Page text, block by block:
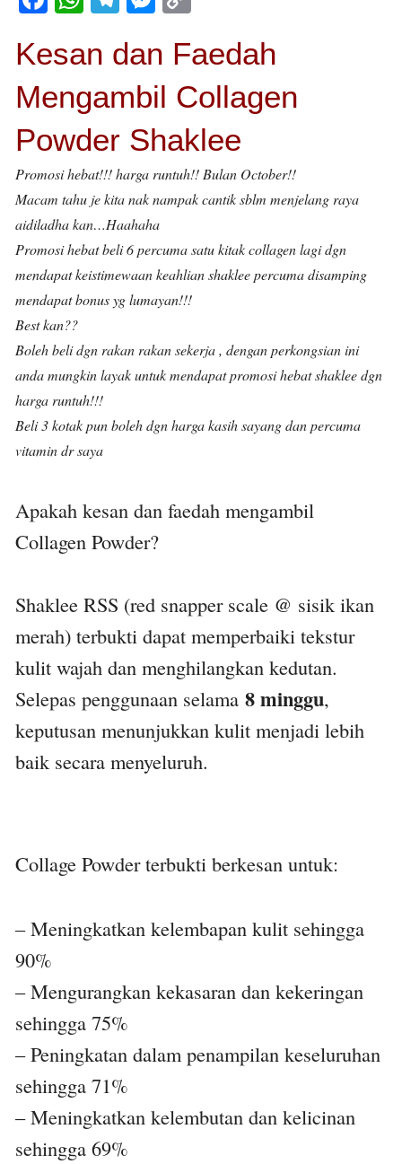
c
e
b
o
o
k
at
s
A
p
p
e
gr
a
m
ss
e
n
g
er
p
y
Li
n
k
Kesan dan Faedah
Mengambil Collagen
Powder Shaklee
Promosi hebat!!! harga runtuh!! Bulan October!!
Macam tahu je kita nak nampak cantik sblm menjelang raya
aidiladha kan…Haahaha
Promosi hebat beli 6 percuma satu kitak collagen lagi dgn
mendapat keistimewaan keahlian shaklee percuma disamping
mendapat bonus yg lumayan!!!
Best kan??
Boleh beli dgn rakan rakan sekerja , dengan perkongsian ini
anda mungkin layak untuk mendapat promosi hebat shaklee dgn
harga runtuh!!!
Beli 3 kotak pun boleh dgn harga kasih sayang dan percuma
vitamin dr saya
Apakah kesan dan faedah mengambil
Collagen Powder?
Shaklee RSS (red snapper scale @ sisik ikan
merah) terbukti dapat memperbaiki tekstur
kulit wajah dan menghilangkan kedutan.
Selepas penggunaan selama8 minggu,
keputusan menunjukkan kulit menjadi lebih
baik secara menyeluruh.
Collage Powder terbukti berkesan untuk:
– Meningkatkan kelembapan kulit sehingga
90%
– Mengurangkan kekasaran dan kekeringan
sehingga 75%
– Peningkatan dalam penampilan keseluruhan
sehingga 71%
– Meningkatkan kelembutan dan kelicinan
sehingga 69%